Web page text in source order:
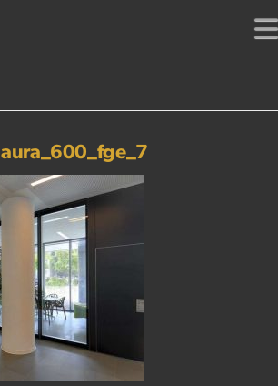
aura_600_fge_7